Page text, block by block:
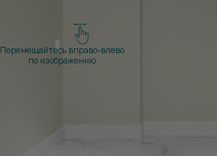
Перемещайтесь вправо-влево
по изображению